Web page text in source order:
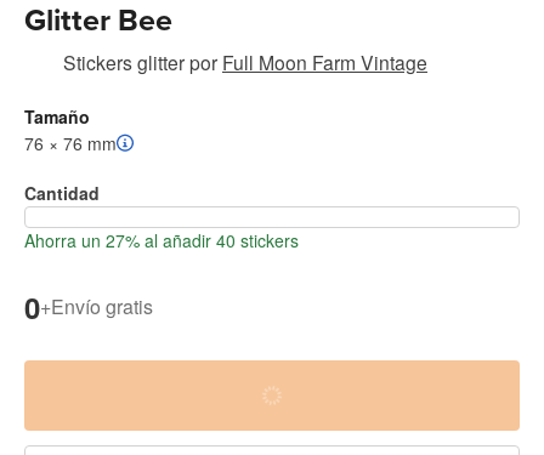
Glitter Bee
Stickers glitterpor Full Moon Farm Vintage
Tamaño
76 × 76 mm
Cantidad
Ahorra un 27% al añadir 40 stickers
0+Envío gratis